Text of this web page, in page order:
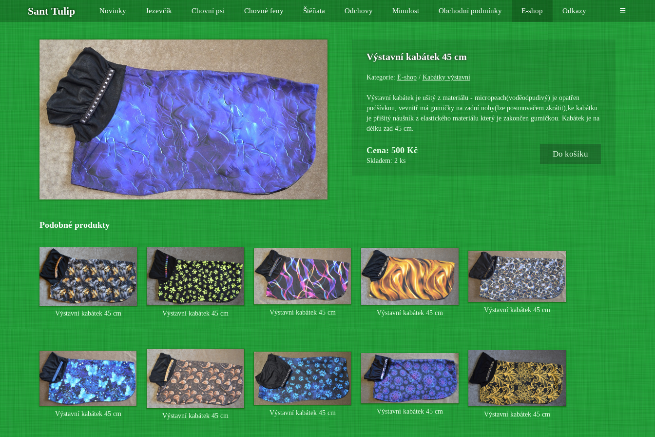
Sant Tulip Novinky Jezevčík Chovní psi Chovné feny Štěňata Odchovy Minulost Obchodní podmínky E-shop Odkazy ☰
Výstavní kabátek 45 cm
Kategorie: E-shop/ Kabátky výstavní
Výstavní kabátek je ušitý z materiálu - micropeach(voděodpudivý) je opatřen
podšívkou, vevnitř má gumičky na zadní nohy(lze posunovačem zkrátit),ke kabátku
je přišitý náušník z elastického materiálu který je zakončen gumičkou. Kabátek je na
délku zad 45 cm.
Cena: 500 Kč
Skladem: 2 ks
Do košíku
Podobné produkty
Výstavní kabátek 45 cm Výstavní kabátek 45 cm Výstavní kabátek 45 cm Výstavní kabátek 45 cm Výstavní kabátek 45 cm
Výstavní kabátek 45 cm Výstavní kabátek 45 cm Výstavní kabátek 45 cm Výstavní kabátek 45 cm Výstavní kabátek 45 cm